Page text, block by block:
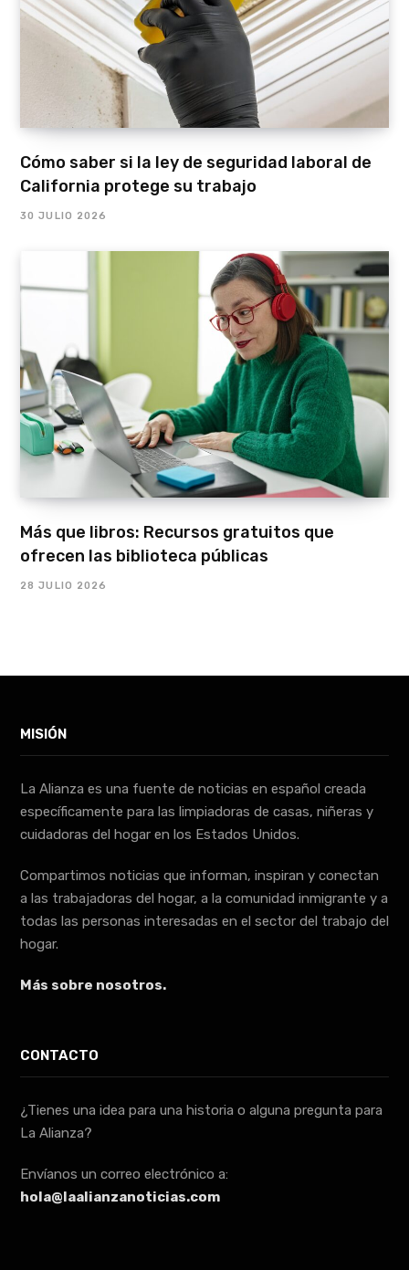
Cómo saber si la ley de seguridad laboral de
California protege su trabajo
30 JULIO 2026
Más que libros: Recursos gratuitos que
ofrecen las biblioteca públicas
28 JULIO 2026
MISIÓN
La Alianza es una fuente de noticias en español creada
específicamente para las limpiadoras de casas, niñeras y
cuidadoras del hogar en los Estados Unidos.
Compartimos noticias que informan, inspiran y conectan
a las trabajadoras del hogar, a la comunidad inmigrante y a
todas las personas interesadas en el sector del trabajo del
hogar.
Más sobre nosotros.
CONTACTO
¿Tienes una idea para una historia o alguna pregunta para
La Alianza?
Envíanos un correo electrónico a:
hola@laalianzanoticias.com